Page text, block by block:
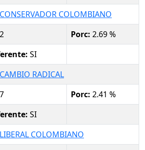
COLOMBIANO
Porc: 2.69 %
SI
RADICAL
Porc: 2.41 %
SI
COLOMBIANO